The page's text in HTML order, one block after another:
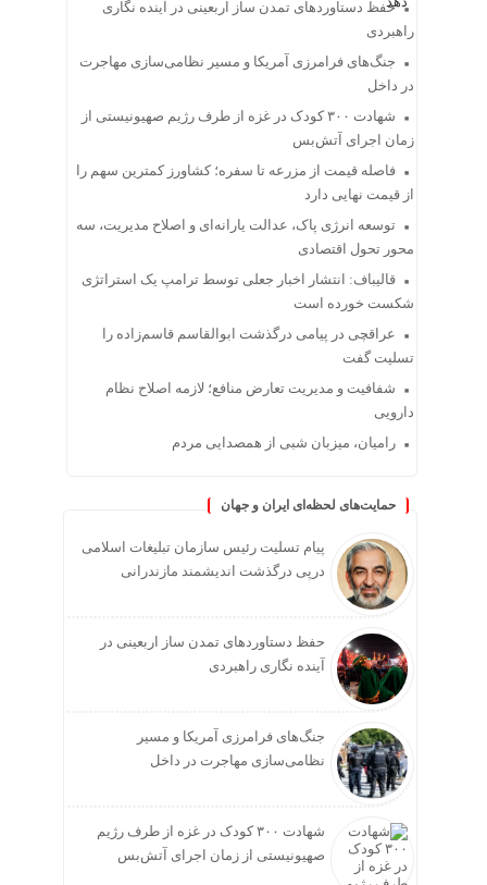
حفظ دستاوردهای تمدن ساز اربعینی در آینده نگاری
راهبردی
جنگ‌های فرامرزی آمریکا و مسیر نظامی‌سازی مهاجرت
در داخل
شهادت ۳۰۰ کودک در غزه از طرف رژیم صهیونیستی از
زمان اجرای آتش‌بس
فاصله قیمت از مزرعه تا سفره؛ کشاورز کمترین سهم را
از قیمت نهایی دارد
توسعه انرژی پاک، عدالت یارانه‌ای و اصلاح مدیریت، سه
محور تحول اقتصادی
قالیباف: انتشار اخبار جعلی توسط ترامپ یک استراتژی
شکست خورده است
عراقچی در پیامی درگذشت ابوالقاسم قاسم‌زاده را
تسلیت گفت
شفافیت و مدیریت تعارض منافع؛ لازمه اصلاح نظام
دارویی
رامیان، میزبان شبی از همصدایی مردم
حمایت‌های لحظه‌ای ایران و جهان
پیام تسلیت رئیس سازمان تبلیغات اسلامی
درپی درگذشت اندیشمند مازندرانی
حفظ دستاوردهای تمدن ساز اربعینی در
آینده نگاری راهبردی
جنگ‌های فرامرزی آمریکا و مسیر
نظامی‌سازی مهاجرت در داخل
شهادت ۳۰۰ کودک در غزه از طرف رژیم
صهیونیستی از زمان اجرای آتش‌بس